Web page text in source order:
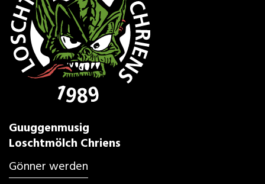
Guuggenmusig
Loschtmölch Chriens
Gönner werden